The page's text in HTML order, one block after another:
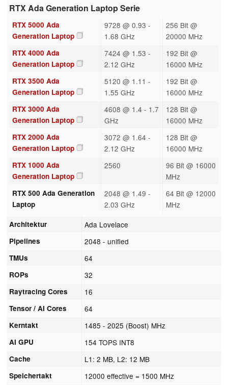
RTX Ada Generation Laptop Serie
RTX 5000 Ada
Generation Laptop
9728 @ 0.93 -
1.68 GHz
256 Bit @
20000 MHz
RTX 4000 Ada
Generation Laptop
7424 @ 1.53 -
2.12 GHz
192 Bit @
16000 MHz
RTX 3500 Ada
Generation Laptop
5120 @ 1.11 -
1.55 GHz
192 Bit @
16000 MHz
RTX 3000 Ada
Generation Laptop
4608 @ 1.4 - 1.7
GHz
128 Bit @
16000 MHz
RTX 2000 Ada
Generation Laptop
3072 @ 1.64 -
2.12 GHz
128 Bit @
16000 MHz
RTX 1000 Ada
Generation Laptop
2560
96 Bit @ 16000
MHz
RTX 500 Ada Generation
Laptop
2048 @ 1.49 -
2.03 GHz
64 Bit @ 12000
MHz
Architektur Ada Lovelace
Pipelines 2048 - unified
TMUs 64
ROPs 32
Raytracing Cores 16
Tensor / AI Cores 64
Kerntakt 1485 - 2025 (Boost) MHz
AI GPU 154 TOPS INT8
Cache L1: 2 MB, L2: 12 MB
Speichertakt 12000 effective = 1500 MHz